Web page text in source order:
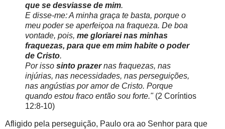
que se desviasse de mim.
E disse-me: A minha graça te basta, porque o
meu poder se aperfeiçoa na fraqueza. De boa
vontade, pois, me gloriarei nas minhas
fraquezas, para que em mim habite o poder
de Cristo.
Por isso sinto prazernas fraquezas, nas
injúrias, nas necessidades, nas perseguições,
nas angústias por amor de Cristo. Porque
quando estou fraco então sou forte."(2 Coríntios
12:8-10)
Afligido pela perseguição, Paulo ora ao Senhor para que